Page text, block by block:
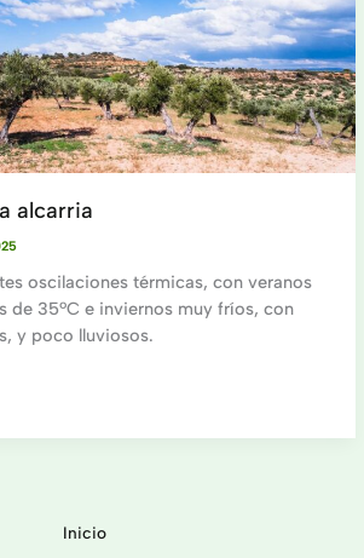
alcarria
oscilaciones térmicas, con veranos
de 35ºC e inviernos muy fríos, con
y poco lluviosos.
Inicio